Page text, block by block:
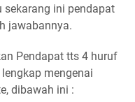
sekarang ini pendapat
jawabannya.
Pendapat tts 4 huruf
mengenai
dibawah ini :